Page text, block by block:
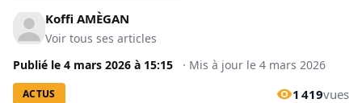
Koffi AMÈGAN
Voir tous ses articles
Publié le 4 mars 2026 à 15:15 · Mis à jour le 4 mars 2026
ACTUS 1 419vues